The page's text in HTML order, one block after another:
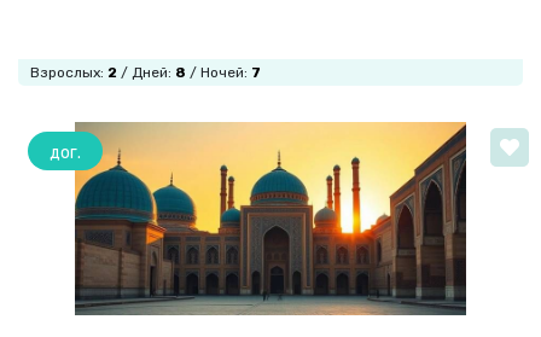
Взрослых: 2 / Дней: 8 / Ночей: 7
дог.